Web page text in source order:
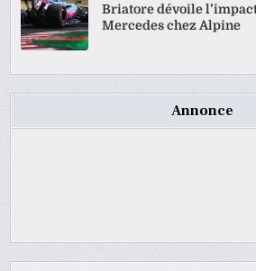
Briatore dévoile
Mercedes chez Alpine
Annonce